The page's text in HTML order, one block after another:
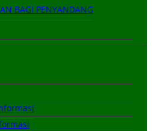
BAGI PENYANDANG